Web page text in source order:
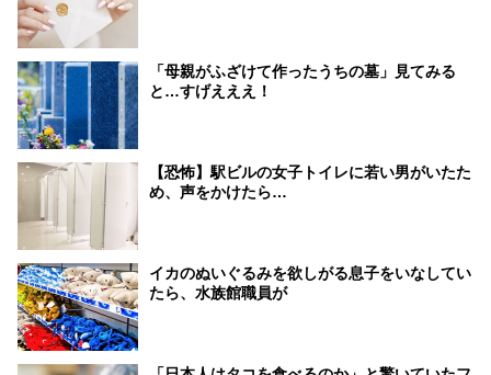
「母親がふざけて作ったうちの墓」見てみる
と…すげえええ！
【恐怖】駅ビルの女子トイレに若い男がいたた
め、声をかけたら…
イカのぬいぐるみを欲しがる息子をいなしてい
たら、水族館職員が